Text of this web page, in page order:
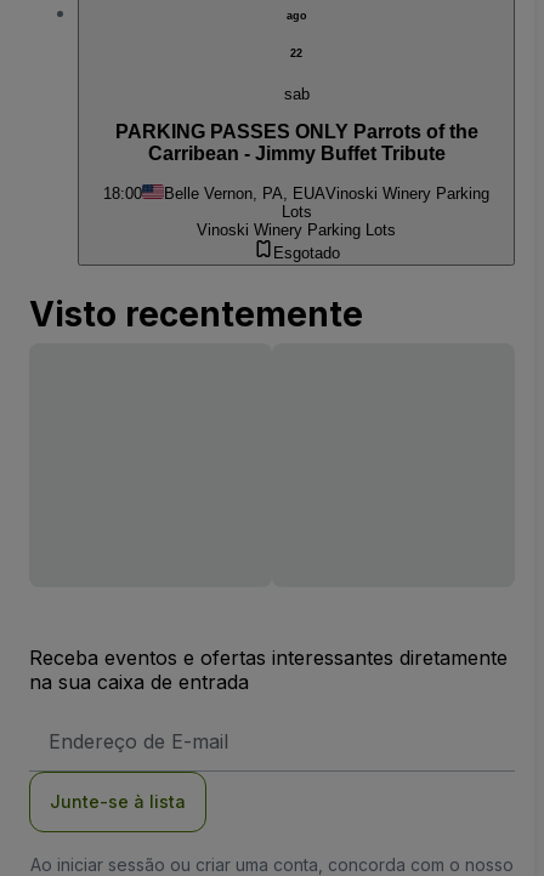
ago
22
sab
PARKING PASSES ONLY Parrots of the
Carribean - Jimmy Buffet Tribute
18:00 Belle Vernon, PA, EUAVinoski Winery Parking
Lots
Vinoski Winery Parking Lots
Esgotado
Visto recentemente
Receba eventos e ofertas interessantes diretamente
na sua caixa de entrada
de
Junte-se à lista
Ao iniciar sessão ou criar uma conta, concorda com o nosso